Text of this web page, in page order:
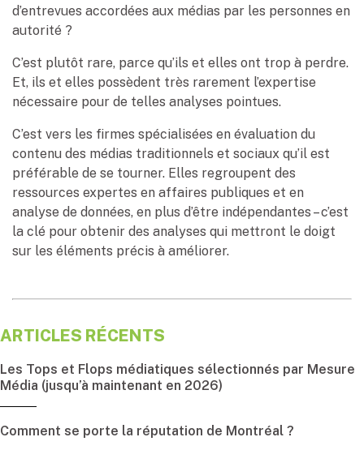
d’entrevues accordées aux médias par les personnes en
autorité ?
C’est plutôt rare, parce qu’ils et elles ont trop à perdre.
Et, ils et elles possèdent très rarement l’expertise
nécessaire pour de telles analyses pointues.
C’est vers les firmes spécialisées en évaluation du
contenu des médias traditionnels et sociaux qu’il est
préférable de se tourner. Elles regroupent des
ressources expertes en affaires publiques et en
analyse de données, en plus d’être indépendantes – c’est
la clé pour obtenir des analyses qui mettront le doigt
sur les éléments précis à améliorer.
ARTICLES RÉCENTS
Les Tops et Flops médiatiques sélectionnés par Mesure
Média (jusqu’à maintenant en 2026)
Comment se porte la réputation de Montréal ?